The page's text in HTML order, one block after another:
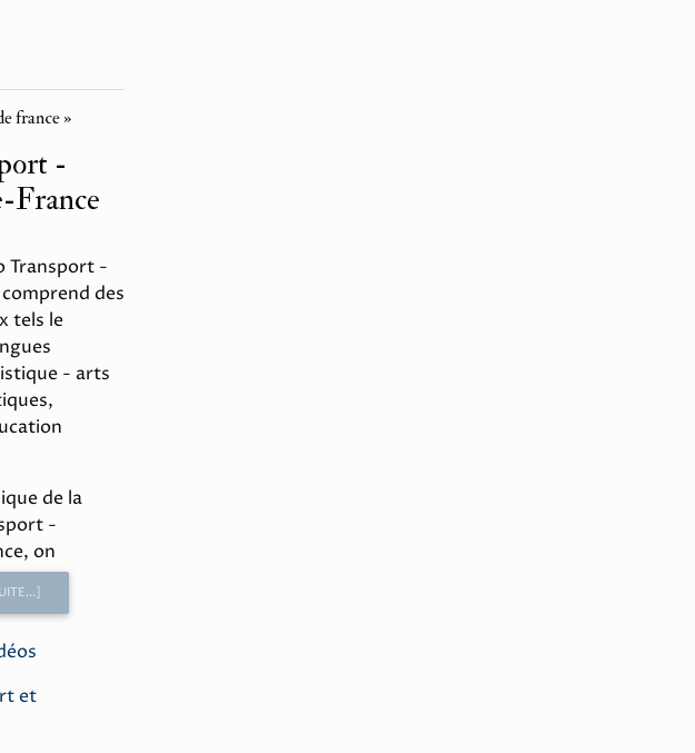
france »
-
France
Transport -
des
tels le
- arts
de la
-
on
et